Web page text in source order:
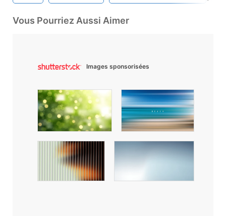
Vous Pourriez Aussi Aimer
Images sponsorisées